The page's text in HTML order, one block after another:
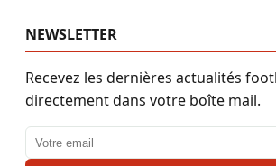
NEWSLETTER
Recevez les dernières actualités
directement dans votre boîte mail.
Adresse email